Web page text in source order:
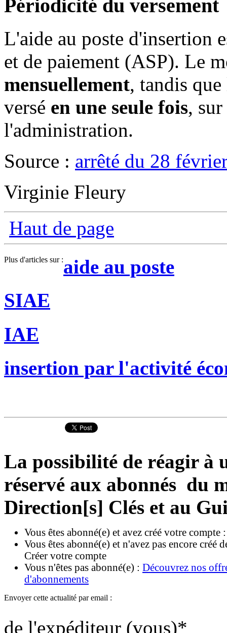
Périodicité du versement
L'aide au poste d'insertion
et de paiement (ASP). Le
mensuellement, tandis
versé en une seule fois,
l'administration.
Source : arrêté du 28
Virginie Fleury
Haut de page
Plus d'articles sur :aide au poste
SIAE
IAE
insertion par l'activité
La possibilité de réagir à
réservé aux abonnés du
Direction[s] Clés et au
Vous êtes abonné(e) et avez créé votre compte
Vous êtes abonné(e) et n'avez pas encore créé
Créer votre compte
Vous n'êtes pas abonné(e) : Découvrez nos
d'abonnements
Envoyer cette actualité par email :
de l'expéditeur (vous)*